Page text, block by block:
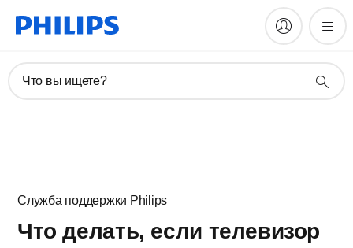
Что вы ищете?
Служба поддержки Philips
Что делать, если телевизор